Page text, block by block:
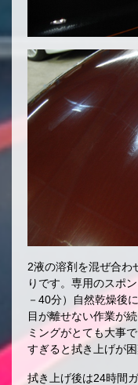
2液の溶剤を混ぜ合わ
りです。専用のスポ
－40分）自然乾燥後
目が離せない作業が
ミングがとても大事
すぎると拭き上げが
拭き上げ後は24時間